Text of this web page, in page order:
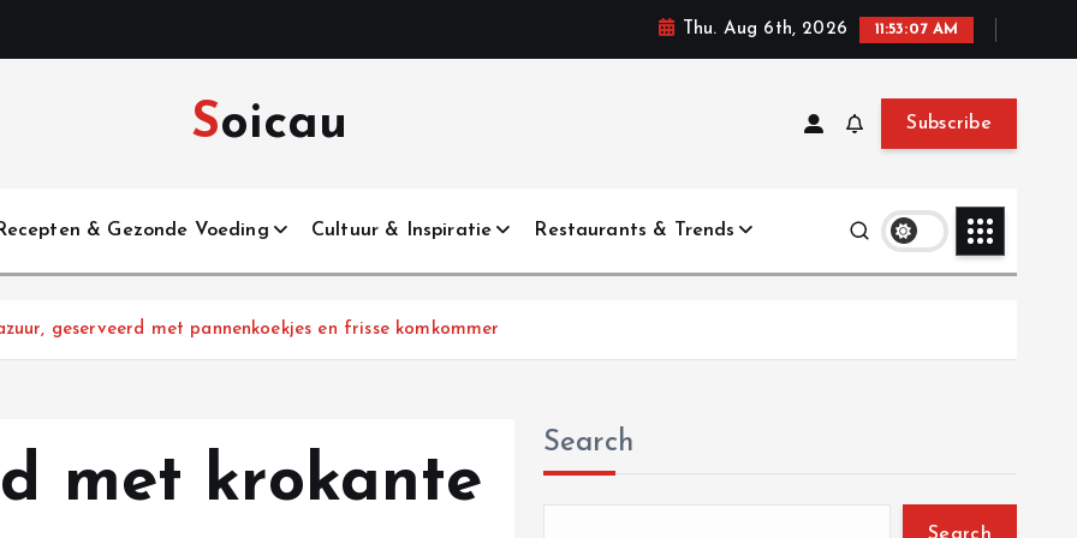
Thu. Aug 6th, 2026 11:53:08 AM
Soicau Subscribe
& Gezonde Voeding Cultuur & Inspiratie Restaurants & Trends
geserveerd met pannenkoekjes en frisse komkommer
met krokante
Search